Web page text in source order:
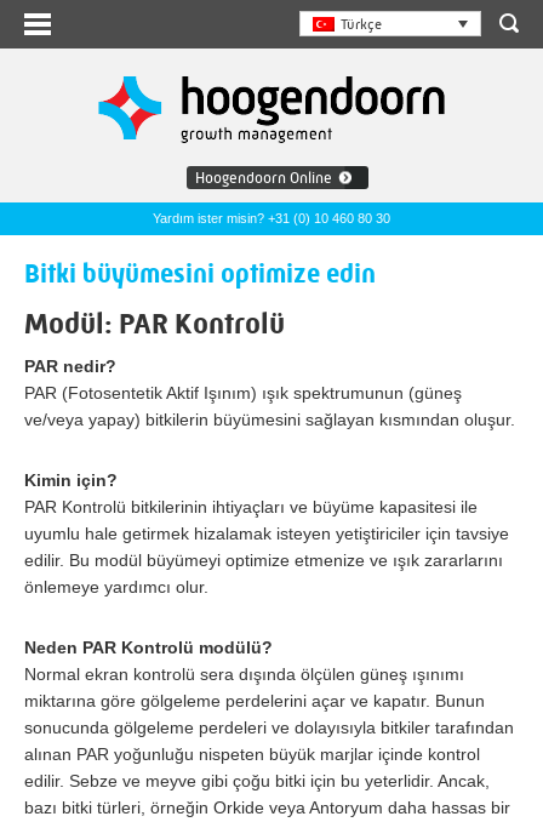
Türkçe
Hoogendoorn Online
Yardım ister misin? +31 (0) 10 460 80 30
Bitki büyümesini optimize edin
Modül: PAR Kontrolü
PAR nedir?
PAR (Fotosentetik Aktif Işınım) ışık spektrumunun (güneş
ve/veya yapay) bitkilerin büyümesini sağlayan kısmından oluşur.
Kimin için?
PAR Kontrolü bitkilerinin ihtiyaçları ve büyüme kapasitesi ile
uyumlu hale getirmek hizalamak isteyen yetiştiriciler için tavsiye
edilir. Bu modül büyümeyi optimize etmenize ve ışık zararlarını
önlemeye yardımcı olur.
Neden PAR Kontrolü modülü?
Normal ekran kontrolü sera dışında ölçülen güneş ışınımı
miktarına göre gölgeleme perdelerini açar ve kapatır. Bunun
sonucunda gölgeleme perdeleri ve dolayısıyla bitkiler tarafından
alınan PAR yoğunluğu nispeten büyük marjlar içinde kontrol
edilir. Sebze ve meyve gibi çoğu bitki için bu yeterlidir. Ancak,
bazı bitki türleri, örneğin Orkide veya Antoryum daha hassas bir